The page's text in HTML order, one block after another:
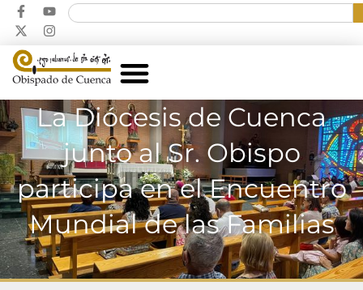
La Diócesis de Cuenca
junto al Sr. Obispo
participa en el Encuentro
Mundial de las Familias